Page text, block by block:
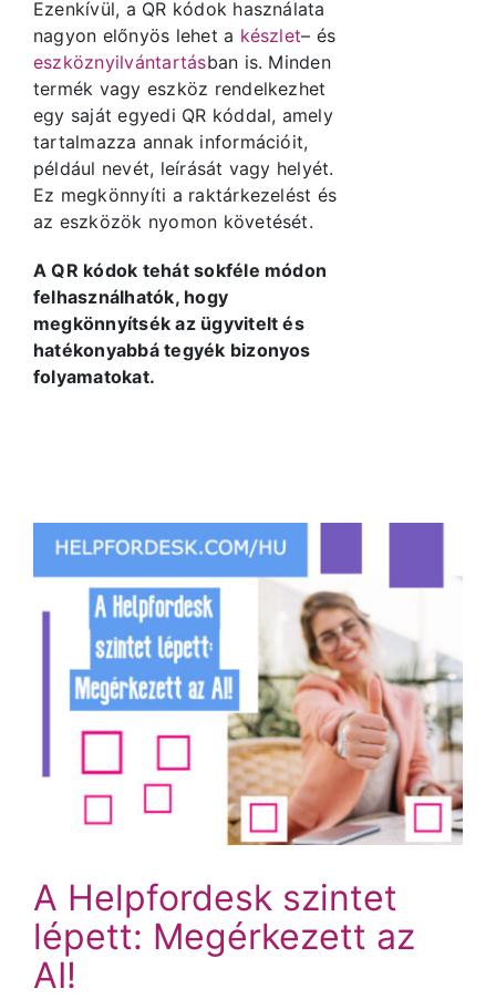
Ezenkívül, a QR kódok használata
nagyon előnyös lehet a készlet– és
eszköznyilvántartásban is. Minden
termék vagy eszköz rendelkezhet
egy saját egyedi QR kóddal, amely
tartalmazza annak információit,
például nevét, leírását vagy helyét.
Ez megkönnyíti a raktárkezelést és
az eszközök nyomon követését.
A QR kódok tehát sokféle módon
felhasználhatók, hogy
megkönnyítsék az ügyvitelt és
hatékonyabbá tegyék bizonyos
folyamatokat.
A Helpfordesk szintet
lépett: Megérkezett az
AI!